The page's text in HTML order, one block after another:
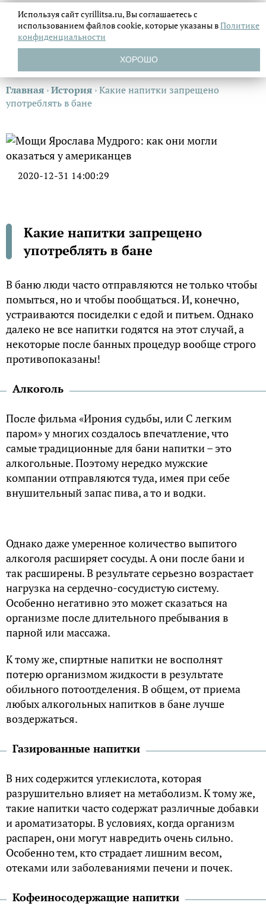
Главная ›История ›Какие напитки запрещено
употреблять в бане
2020-12-31 14:00:29
Какие напитки запрещено
употреблять в бане
В баню люди часто отправляются не только чтобы
помыться, но и чтобы пообщаться. И, конечно,
устраиваются посиделки с едой и питьем. Однако
далеко не все напитки годятся на этот случай, а
некоторые после банных процедур вообще строго
противопоказаны!
Алкоголь
После фильма «Ирония судьбы, или С легким
паром» у многих создалось впечатление, что
самые традиционные для бани напитки – это
алкогольные. Поэтому нередко мужские
компании отправляются туда, имея при себе
внушительный запас пива, а то и водки.
Однако даже умеренное количество выпитого
алкоголя расширяет сосуды. А они после бани и
так расширены. В результате серьезно возрастает
нагрузка на сердечно-сосудистую систему.
Особенно негативно это может сказаться на
организме после длительного пребывания в
парной или массажа.
К тому же, спиртные напитки не восполнят
потерю организмом жидкости в результате
обильного потоотделения. В общем, от приема
любых алкогольных напитков в бане лучше
воздержаться.
Газированные напитки
В них содержится углекислота, которая
разрушительно влияет на метаболизм. К тому же,
такие напитки часто содержат различные добавки
и ароматизаторы. В условиях, когда организм
распарен, они могут навредить очень сильно.
Особенно тем, кто страдает лишним весом,
отеками или заболеваниями печени и почек.
Кофеиносодержащие напитки
Используя сайт cyrillitsa.ru, Вы соглашаетесь с
использованием файловcookie, которые указаны вПолитике
конфиденциальности
ХОРОШО